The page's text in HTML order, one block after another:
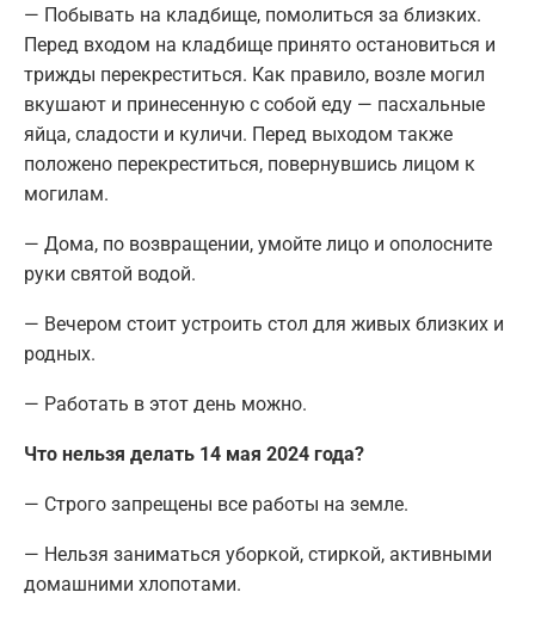
— Побывать на кладбище, помолиться за близких.
Перед входом на кладбище принято остановиться и
трижды перекреститься. Как правило, возле могил
вкушают и принесенную с собой еду — пасхальные
яйца, сладости и куличи. Перед выходом также
положено перекреститься, повернувшись лицом к
могилам.
— Дома, по возвращении, умойте лицо и ополосните
руки святой водой.
— Вечером стоит устроить стол для живых близких и
родных.
— Работать в этот день можно.
Что нельзя делать 14 мая 2024 года?
— Строго запрещены все работы на земле.
— Нельзя заниматься уборкой, стиркой, активными
домашними хлопотами.